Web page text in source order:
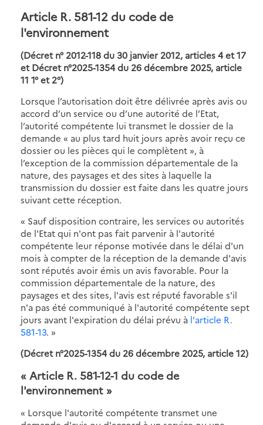
Article R. 581-12 du code de
l'environnement
(Décret n° 2012-118 du 30 janvier 2012, articles 4 et 17
etDécret n°2025-1354 du 26 décembre 2025, article
11 1° et 2°)
Lorsque l’autorisation doit être délivrée après avis ou
accord d’un service ou d’une autorité de l’Etat,
l’autorité compétente lui transmet le dossier de la
demande « au plus tard huit jours après avoir reçu ce
dossier ou les pièces qui le complètent », à
l’exception de la commission départementale de la
nature, des paysages et des sites à laquelle la
transmission du dossier est faite dans les quatre jours
suivant cette réception.
« Sauf disposition contraire, les services ou autorités
de l'Etat qui n'ont pas fait parvenir à l'autorité
compétente leur réponse motivée dans le délai d'un
mois à compter de la réception de la demande d'avis
sont réputés avoir émis un avis favorable. Pour la
commission départementale de la nature, des
paysages et des sites, l'avis est réputé favorable s'il
n'a pas été communiqué à l'autorité compétente sept
jours avant l'expiration du délai prévu à l'article R.
581-13. »
(Décret n°2025-1354 du 26 décembre 2025, article 12)
« Article R. 581-12-1 du code de
l'environnement »
« Lorsque l'autorité compétente transmet une